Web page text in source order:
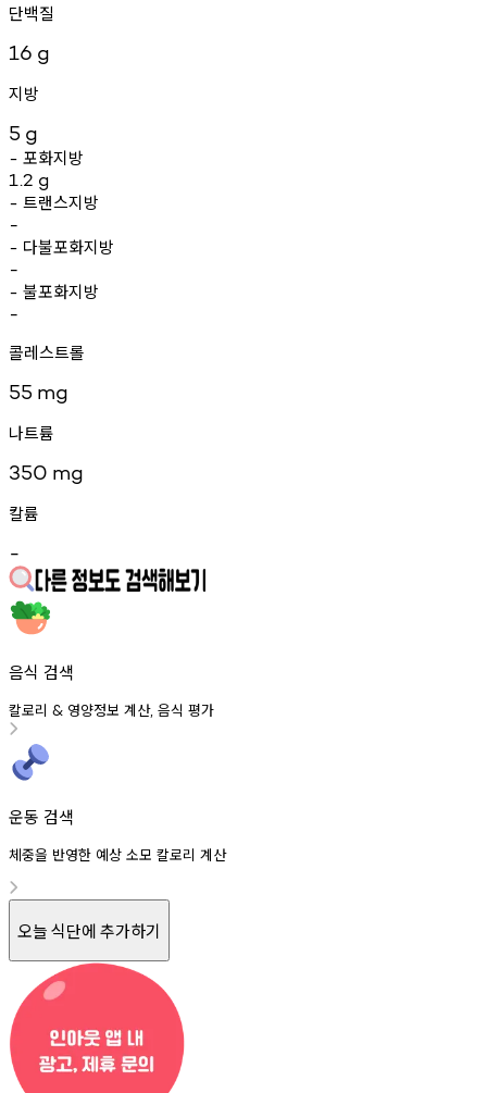
단백질
16 g
지방
5 g
- 포화지방
1.2 g
- 트랜스지방
-
- 다불포화지방
-
- 불포화지방
-
콜레스트롤
55 mg
나트륨
350 mg
칼륨
-
음식 검색
칼로리 & 영양정보 계산, 음식 평가
운동 검색
체중을 반영한 예상 소모 칼로리 계산
오늘 식단에 추가하기